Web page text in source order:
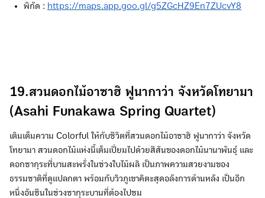
พิกัด : https://maps.app.goo.gl/g5ZGcHZ9En7ZUcvY8
19.สวนดอกไม้อาซาฮิ ฟูนากาว่า จังหวัดโทยามา
(Asahi Funakawa Spring Quartet)
เติมเต็มความ Colorful ให้กับชีวิตที่สวนดอกไม้อาซาฮิ ฟูนากาว่า จังหวัด
โทยามา สวนดอกไม้แห่งนี้เต็มเปี่ยมไปด้วยสีสันของดอกไม้นานาพันธุ์ และ
ดอกซากุระที่บานสะพรั่งในช่วงใบไม้ผลิ เป็นภาพความสวยงามของ
ธรรมชาติที่ดูแปลกตา พร้อมกับวิวภูเขาคิตะสุดอลังการด้านหลัง เป็นอีก
หนึ่งอันซีนในช่วงซากุระบานที่ต้องไปชม